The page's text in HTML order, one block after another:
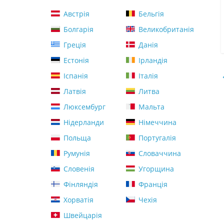
Австрія
Бельгія
Болгарія
Великобританія
Греція
Данія
Естонія
Ірландія
Іспанія
Італія
Латвія
Литва
Люксембург
Мальта
Нідерланди
Німеччина
Польща
Португалія
Румунія
Словаччина
Словенія
Угорщина
Фінляндія
Франція
Хорватія
Чехія
Швейцарія